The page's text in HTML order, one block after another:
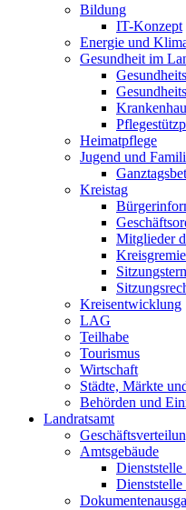
Bildung
IT-Konzept
Energie und
Gesundheit im
Heimatpflege
Jugend und
Kreistag
Mitglieder
Kreisentwicklung
LAG
Teilhabe
Tourismus
Wirtschaft
Städte, Märkte
Behörden und
Landratsamt
Amtsgebäude
Dienststelle